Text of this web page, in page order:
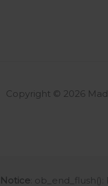
Copyright © 2026
Notice :